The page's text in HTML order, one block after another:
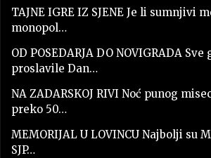
TAJNE IGRE IZ SJENE Je li sumnjivi
monopol…
OD POSEDARJA DO NOVIGRADA
proslavile Dan…
NA ZADARSKOJ RIVI Noć punog
preko 50…
MEMORIJAL U LOVINCU Najbolji su
SJP…